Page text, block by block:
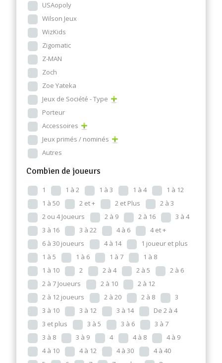
USAopoly
Wilson Jeux
WizKids
Zigomatic
Z-MAN
Zoch
Zoe Yateka
Jeux de Société - Type
Porteur
Accessoires
Jeux primés / nominés
Autres
Combien de joueurs
1 1 à 2 1 à 3 1 à 4
1 à 12
1 à 50
2 et + 2 et Plus
2 à 3
2 ou 4 Joueurs
2 à 9 2 à 16
3 à 4
3 à 16
3 à 22 4 à 6
4 et +
6 à 30 joueurs
4 à 14
1 joueur et plus
1 à 5
1 à 6 1 à 7
1 à 8
1 à 10
2 2 à 4 2 à 5
2 à 6
2 à 7 Joueurs
2 à 10
2 à 12
2 à 12 joueurs
2 à 20 2 à 8
3
3 à 10
3 à 12 3 à 14
De 2 à 4
3 et plus
3 à 5 3 à 6
3 à 7
3 à 8
3 à 9 4 4 à 8
4 à 9
4 à 10
4 à 12 4 à 30
4 à 40